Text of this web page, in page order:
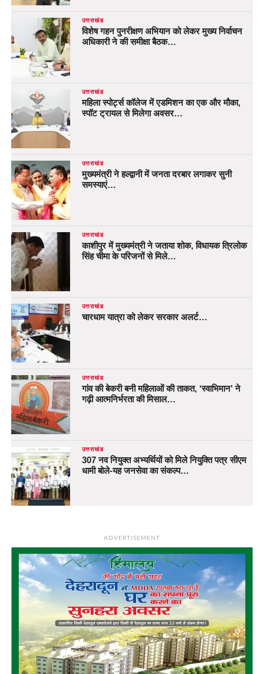
उत्तराखंड
विशेष गहन पुनरीक्षण अभियान को लेकर मुख्य निर्वाचन
अधिकारी ने की समीक्षा बैठक…
उत्तराखंड
महिला स्पोर्ट्स कॉलेज में एडमिशन का एक और मौका,
स्पॉट ट्रायल से मिलेगा अवसर…
उत्तराखंड
मुख्यमंत्री ने हल्द्वानी में जनता दरबार लगाकर सुनी
समस्याएं…
उत्तराखंड
काशीपुर में मुख्यमंत्री ने जताया शोक, विधायक त्रिलोक
सिंह चीमा के परिजनों से मिले…
उत्तराखंड
चारधाम यात्रा को लेकर सरकार अलर्ट…
उत्तराखंड
गांव की बेकरी बनी महिलाओं की ताकत, ‘स्वाभिमान’ ने
गढ़ी आत्मनिर्भरता की मिसाल…
उत्तराखंड
307 नव नियुक्त अभ्यर्थियों को मिले नियुक्ति पत्र सीएम
धामी बोले-यह जनसेवा का संकल्प…
ADVERTISEMENT